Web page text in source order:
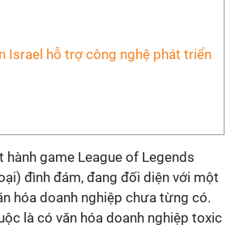
Israel hỗ trợ công nghệ phát triển
hành game League of Legends
đình đám, đang đối diện với một
hóa doanh nghiệp chưa từng có.
là có văn hóa doanh nghiệp toxic